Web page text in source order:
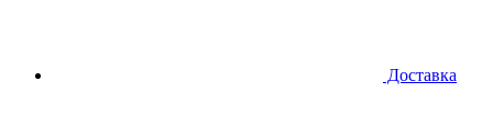
Доставка